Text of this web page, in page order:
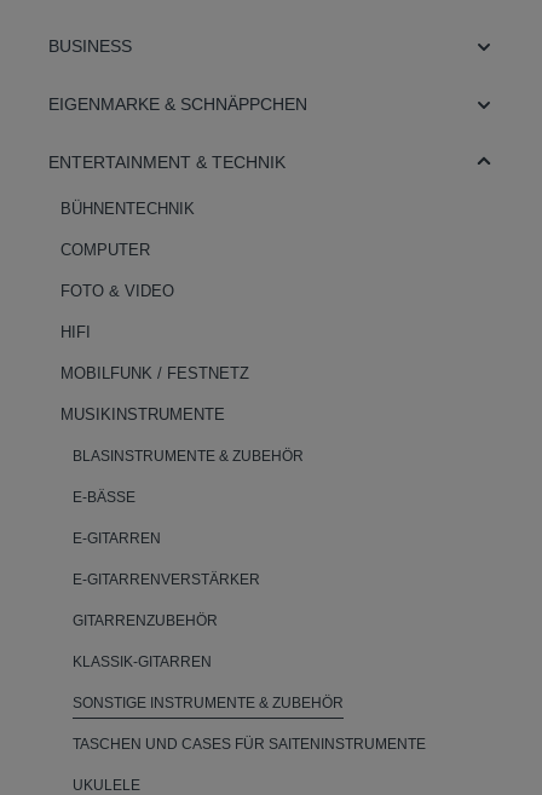
BUSINESS
EIGENMARKE & SCHNÄPPCHEN
ENTERTAINMENT & TECHNIK
BÜHNENTECHNIK
COMPUTER
FOTO & VIDEO
HIFI
MOBILFUNK / FESTNETZ
MUSIKINSTRUMENTE
BLASINSTRUMENTE & ZUBEHÖR
E-BÄSSE
E-GITARREN
E-GITARRENVERSTÄRKER
GITARRENZUBEHÖR
KLASSIK-GITARREN
SONSTIGE INSTRUMENTE & ZUBEHÖR
TASCHEN UND CASES FÜR SAITENINSTRUMENTE
UKULELE